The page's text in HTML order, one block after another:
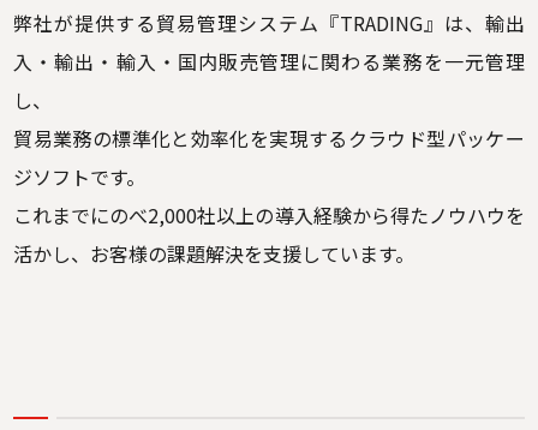
弊社が提供する貿易管理システム『TRADING』は、輸出
入・輸出・輸入・国内販売管理に関わる業務を一元管理
し、
貿易業務の標準化と効率化を実現するクラウド型パッケー
ジソフトです。
これまでにのべ2,000社以上の導入経験から得たノウハウを
活かし、お客様の課題解決を支援しています。